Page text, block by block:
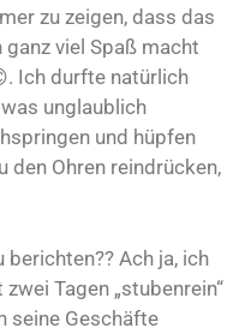
zu zeigen, dass das
viel Spaß macht
Ich durfte natürlich
unglaublich
und hüpfen
den Ohren reindrücken,
Ach ja, ich
Tagen „stubenrein“
seine Geschäfte